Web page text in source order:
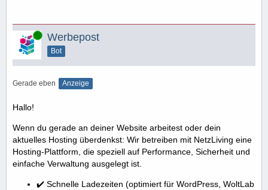
Online Werbepost
Bot
Gerade eben Anzeige
Hallo!
Wenn du gerade an deiner Website arbeitest oder dein
aktuelles Hosting überdenkst: Wir betreiben mit NetzLiving eine
Hosting-Plattform, die speziell auf Performance, Sicherheit und
einfache Verwaltung ausgelegt ist.
✔️ Schnelle Ladezeiten (optimiert für WordPress, WoltLab